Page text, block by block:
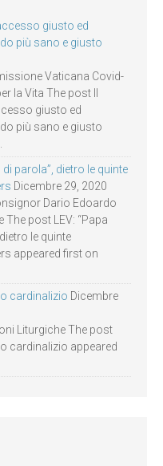
giusto ed
più sano e giusto
Vaticana Covid-
la Vita The post Il
giusto ed
più sano e giusto
di parola”, dietro le quinte
Dicembre 29, 2020
Dario Edoardo
post LEV: “Papa
le quinte
appeared first on
cardinalizio Dicembre
Liturgiche The post
cardinalizio appeared